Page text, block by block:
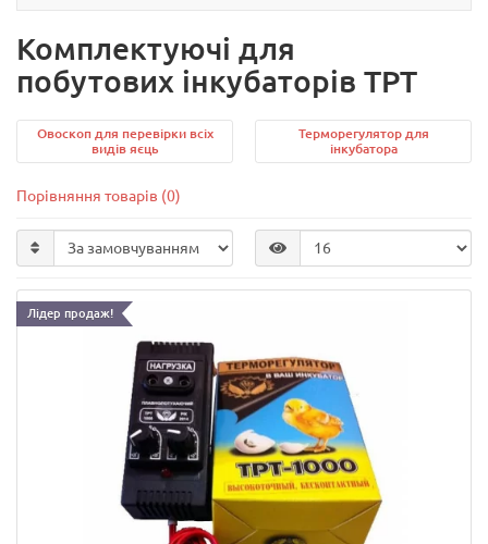
Комплектуючі для
побутових інкубаторів ТРТ
Овоскоп для перевірки всіх
видів яєць
Терморегулятор для
інкубатора
Порівняння товарів (0)
Лідер продаж!